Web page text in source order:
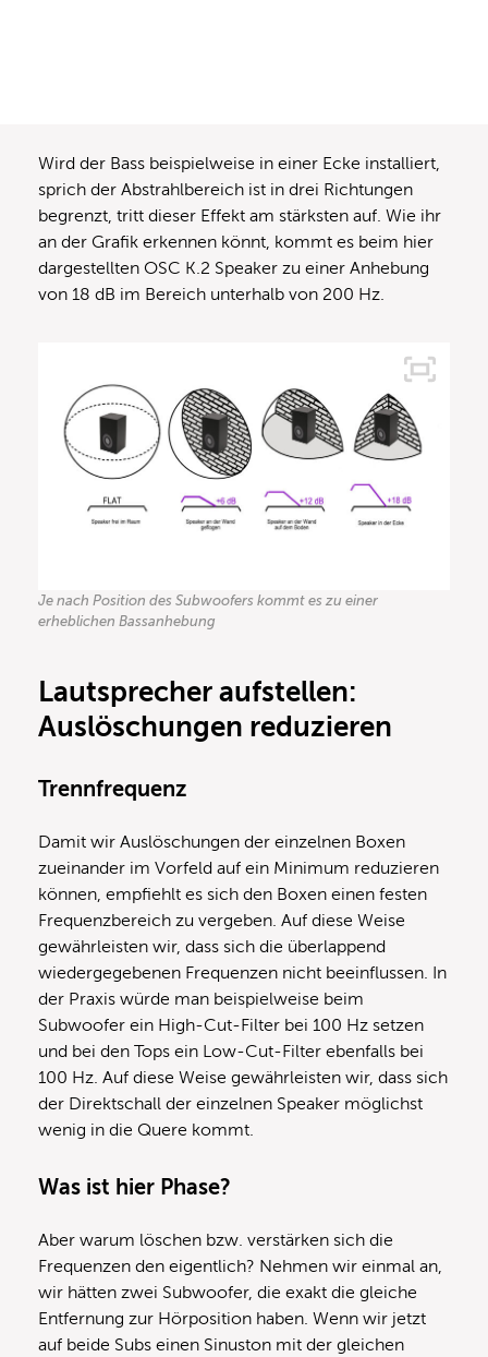
Wird der Bass beispielweise in einer Ecke installiert,
sprich der Abstrahlbereich ist in drei Richtungen
begrenzt, tritt dieser Effekt am stärksten auf. Wie ihr
an der Grafik erkennen könnt, kommt es beim hier
dargestellten OSC K.2 Speaker zu einer Anhebung
von 18 dB im Bereich unterhalb von 200 Hz.
Je nach Position des Subwoofers kommt es zu einer
erheblichen Bassanhebung
Lautsprecher aufstellen:
Auslöschungen reduzieren
Trennfrequenz
Damit wir Auslöschungen der einzelnen Boxen
zueinander im Vorfeld auf ein Minimum reduzieren
können, empfiehlt es sich den Boxen einen festen
Frequenzbereich zu vergeben. Auf diese Weise
gewährleisten wir, dass sich die überlappend
wiedergegebenen Frequenzen nicht beeinflussen. In
der Praxis würde man beispielweise beim
Subwoofer ein High-Cut-Filter bei 100 Hz setzen
und bei den Tops ein Low-Cut-Filter ebenfalls bei
100 Hz. Auf diese Weise gewährleisten wir, dass sich
der Direktschall der einzelnen Speaker möglichst
wenig in die Quere kommt.
Was ist hier Phase?
Aber warum löschen bzw. verstärken sich die
Frequenzen den eigentlich? Nehmen wir einmal an,
wir hätten zwei Subwoofer, die exakt die gleiche
Entfernung zur Hörposition haben. Wenn wir jetzt
auf beide Subs einen Sinuston mit der gleichen